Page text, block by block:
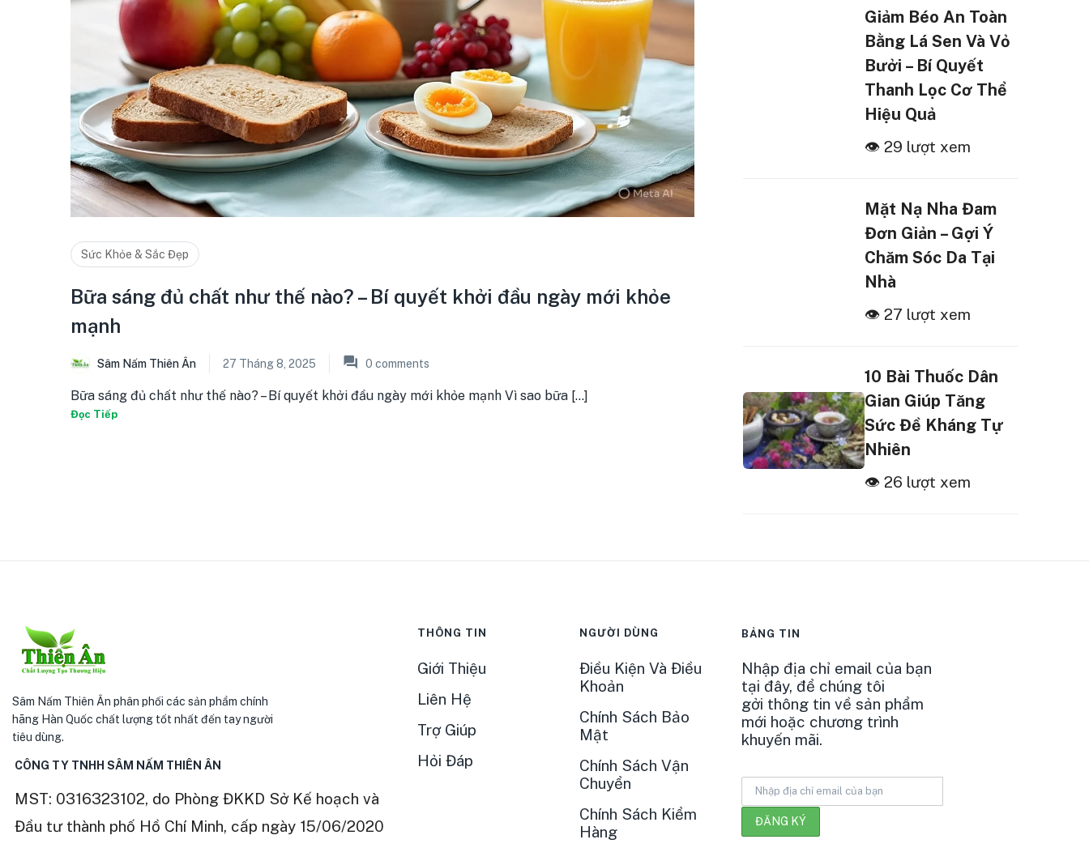
Sức Khỏe & Sắc Đẹp
Bữa sáng đủ chất như thế nào? – Bí quyết khởi đầu ngày mới khỏe
mạnh
Sâm Nấm Thiên Ân 27 Tháng 8, 2025 0 comments
Bữa sáng đủ chất như thế nào? – Bí quyết khởi đầu ngày mới khỏe mạnh Vì sao bữa [...]
Đọc Tiếp
Giảm Béo An Toàn
Bằng Lá Sen Và Vỏ
Bưởi – Bí Quyết
Thanh Lọc Cơ Thể
Hiệu Quả
👁 29 lượt xem
Mặt Nạ Nha Đam
Đơn Giản – Gợi Ý
Chăm Sóc Da Tại
Nhà
👁 27 lượt xem
10 Bài Thuốc Dân
Gian Giúp Tăng
Sức Đề Kháng Tự
Nhiên
👁 26 lượt xem
Sâm Nấm Thiên Ân phân phối các sản phẩm chính
hãng Hàn Quốc chất lượng tốt nhất đến tay người
tiêu dùng.
CÔNG TY TNHH SÂM NẤM THIÊN ÂN
MST: 0316323102, do Phòng ĐKKD Sở Kế hoạch và
Đầu tư thành phố Hồ Chí Minh, cấp ngày 15/06/2020
THÔNG TIN
Giới Thiệu
Liên Hệ
Trợ Giúp
Hỏi Đáp
NGƯỜI DÙNG
Điều Kiện Và Điều
Khoản
Chính Sách Bảo
Mật
Chính Sách Vận
Chuyển
Chính Sách Kiểm
Hàng
BẢNG TIN
Nhập địa chỉ email của bạn
tại đây, để chúng tôi
gởi thông tin về sản phẩm
mới hoặc chương trình
khuyến mãi.